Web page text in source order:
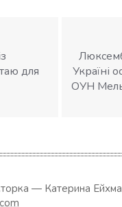
для
Україні
ОУН
— Катерина